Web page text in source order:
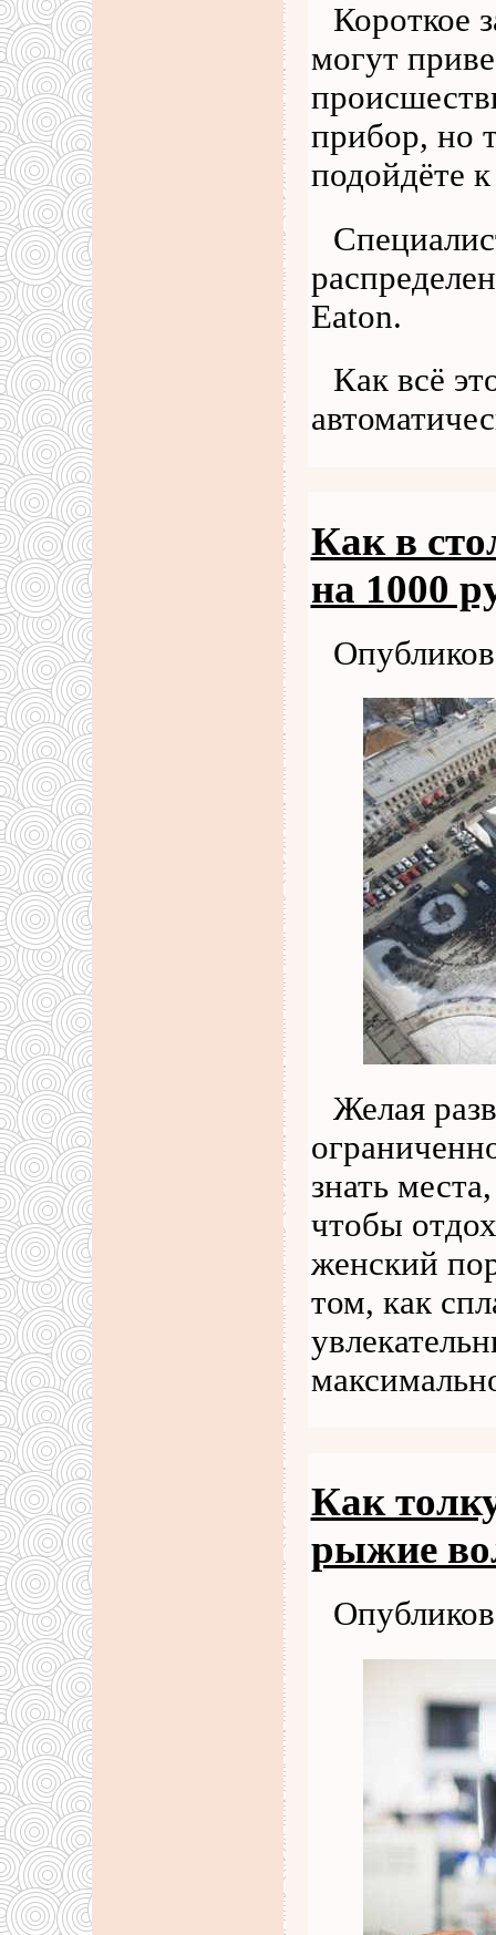
Короткое
могут
прибор, но
подойдёте
Eaton.
Как всё
Как в
на 1000
Желая
знать
чтобы
женский
том, как
Как
рыжие